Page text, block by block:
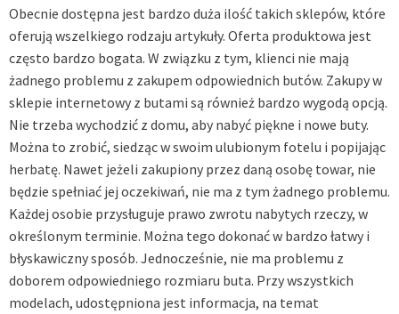
Obecnie dostępna jest bardzo duża ilość takich sklepów, które
oferują wszelkiego rodzaju artykuły. Oferta produktowa jest
często bardzo bogata. W związku z tym, klienci nie mają
żadnego problemu z zakupem odpowiednich butów. Zakupy w
sklepie internetowy z butami są również bardzo wygodą opcją.
Nie trzeba wychodzić z domu, aby nabyć piękne i nowe buty.
Można to zrobić, siedząc w swoim ulubionym fotelu i popijając
herbatę. Nawet jeżeli zakupiony przez daną osobę towar, nie
będzie spełniać jej oczekiwań, nie ma z tym żadnego problemu.
Każdej osobie przysługuje prawo zwrotu nabytych rzeczy, w
określonym terminie. Można tego dokonać w bardzo łatwy i
błyskawiczny sposób. Jednocześnie, nie ma problemu z
doborem odpowiedniego rozmiaru buta. Przy wszystkich
modelach, udostępniona jest informacja, na temat